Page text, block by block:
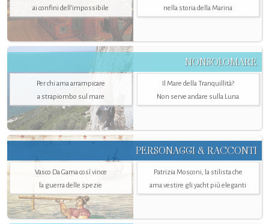
ai confini dell’impossibile
nella storia della Marina
NONSOLOMARE
Per chi ama arrampicare
a strapiombo sul mare
Il Mare della Tranquillità?
Non serve andare sulla Luna
PERSONAGGI & RACCONTI
Vasco Da Gama così vince
la guerra delle spezie
Patrizia Mosconi, la stilista che
ama vestire gli yacht più eleganti